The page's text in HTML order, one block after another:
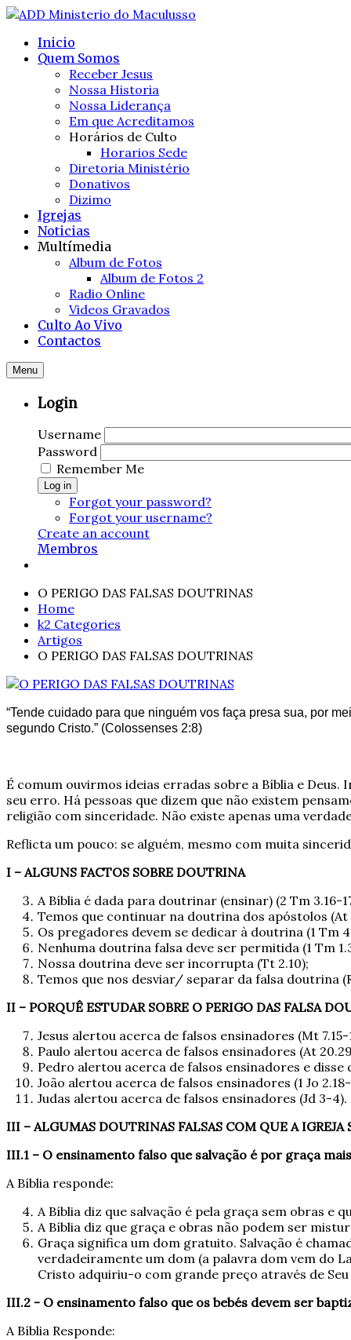
Inicio
Quem Somos
Receber Jesus
Nossa Historia
Nossa Liderança
Em que Acreditamos
Horários de Culto
Horarios Sede
Diretoria Ministério
Donativos
Dizimo
Igrejas
Noticias
Multímedia
Album de Fotos
Album de Fotos 2
Radio Online
Videos Gravados
Culto Ao Vivo
Contactos
Menu
Login
Username
Password
Remember Me
Log in
Forgot your password?
Forgot your username?
Create an account
Membros
O PERIGO DAS FALSAS DOUTRINAS
Home
k2 Categories
Artigos
O PERIGO DAS FALSAS DOUTRINAS
“Tende cuidado para que ninguém vos faça presa sua, por
segundo Cristo.” (Colossenses 2:8)
É comum ouvirmos ideias erradas sobre a Bíblia e
seu erro. Há pessoas que dizem que não existem
religião com sinceridade. Não existe apenas uma
Reflicta um pouco: se alguém, mesmo com muita
I – ALGUNS FACTOS SOBRE DOUTRINA
A Bíblia é dada para doutrinar (ensinar) (2 Tm 3.16-
Temos que continuar na doutrina dos apóstolos (At
Os pregadores devem se dedicar à doutrina (1 Tm
Nenhuma doutrina falsa deve ser permitida (1 Tm
Nossa doutrina deve ser incorrupta (Tt 2.10);
Temos que nos desviar/ separar da falsa doutrina
II – PORQUÊ ESTUDAR SOBRE O PERIGO DAS FALSA
Jesus alertou acerca de falsos ensinadores (Mt 7.15-
Paulo alertou acerca de falsos ensinadores (At
Pedro alertou acerca de falsos ensinadores e disse
João alertou acerca de falsos ensinadores (1 Jo
Judas alertou acerca de falsos ensinadores (Jd 3-4).
III – ALGUMAS DOUTRINAS FALSAS COM QUE A IGREJA
III.1 – O ensinamento falso que salvação é por graça
A Bíblia responde:
A Bíblia diz que salvação é pela graça sem obras e
A Bíblia diz que graça e obras não podem ser
Graça significa um dom gratuito. Salvação é
verdadeiramente um dom (a palavra dom vem do
Cristo adquiriu-o com grande preço através de
III.2 - O ensinamento falso que os bebés devem ser
A Bíblia Responde: